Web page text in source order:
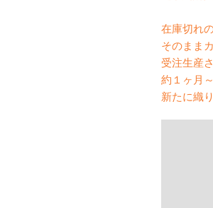
在庫切れ
そのまま
受注生産
約１ヶ月
新たに織